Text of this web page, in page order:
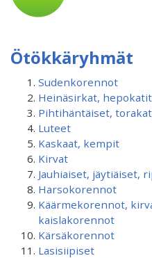
Ötökkäryhmät
Sudenkorennot
Heinäsirkat, hepokatit
Pihtihäntäiset,
Luteet
Kaskaat, kempit
Kirvat
Jauhiaiset, jäytiäiset,
Harsokorennot
Käärmekorennot,
kaislakorennot
Kärsäkorennot
Lasisiipiset